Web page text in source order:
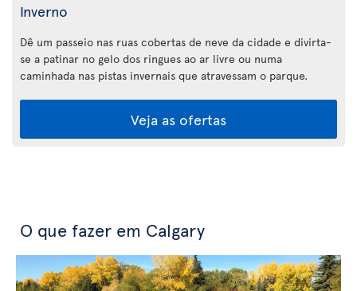
Inverno
Dê um passeio nas ruas cobertas de neve da cidade e divirta-
se a patinar no gelo dos ringues ao ar livre ou numa
caminhada nas pistas invernais que atravessam o parque.
Veja as ofertas
O que fazer em Calgary